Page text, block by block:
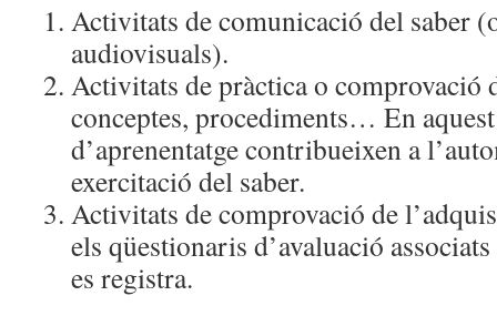
Activitats de comunicació del saber
audiovisuals).
Activitats de pràctica o comprovació
conceptes, procediments… En
d’aprenentatge contribueixen a
exercitació del saber.
Activitats de comprovació de
els qüestionaris d’avaluació
es registra.